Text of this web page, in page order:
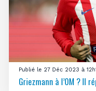
Publié le 27 Déc 2023 à
Griezmann à l’OM ? Il